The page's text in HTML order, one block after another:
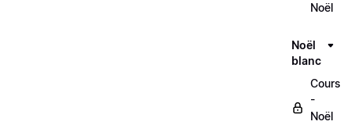
Noël
Noël
blanc
Cours
-
Noël